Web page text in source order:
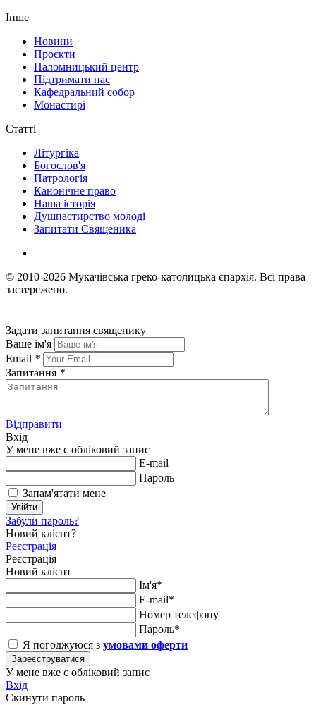
Інше
Новини
Проєкти
Паломницький центр
Підтримати нас
Кафедральний собор
Монастирі
Статті
Літургіка
Богослов'я
Патрологія
Канонічне право
Наша історія
Душпастирство молоді
Запитати Священика
© 2010-2026 Мукачівська греко-католицька єпархія. Всі права
застережено.
Задати запитання священику
Ваше ім'я
Email *
Запитання *
Відправити
Вхід
У мене вже є обліковий запис
E-mail
Пароль
Запам'ятати мене
Увійти
Забули пароль?
Новий клієнт?
Реєстрація
Реєстрація
Новий клієнт
Ім'я*
E-mail*
Номер телефону
Пароль*
Я погоджуюся з умовами оферти
Зареєструватися
У мене вже є обліковий запис
Вхід
Скинути пароль